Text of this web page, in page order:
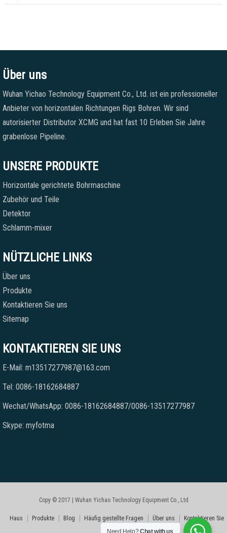
Über uns
Wuhan Yichao Technology Equipment Co., Ltd. ist ein professioneller
Anbieter von horizontalen Richtungen Rigs Bohren. Wir sind
autorisierter Distributor XCMG und hat fast 10 Erleben Sie Jahre
grabenlose Pipeline.
UNSERE PRODUKTE
Horizontale gerichtete Bohrmaschine
Zubehör und Teile
Detektor
Schlamm-mixer
NÜTZLICHE LINKS
Über uns
Produkte
Kontaktieren Sie uns
Sitemap
KONTAKTIEREN SIE UNS
E-Mail: m13517277987@163.com
Tel: 0086-18162684887
Wechat/WhatsApp: 0086-18162684887/0086-13517277987
Skype: myfotma
Copy © 2017 | Wuhan Yichao Technology Equipment Co., Ltd
Haus Produkte Blog Häufig gestellte Fragen Über uns Kontaktieren Sie
Need Help?Chat with us